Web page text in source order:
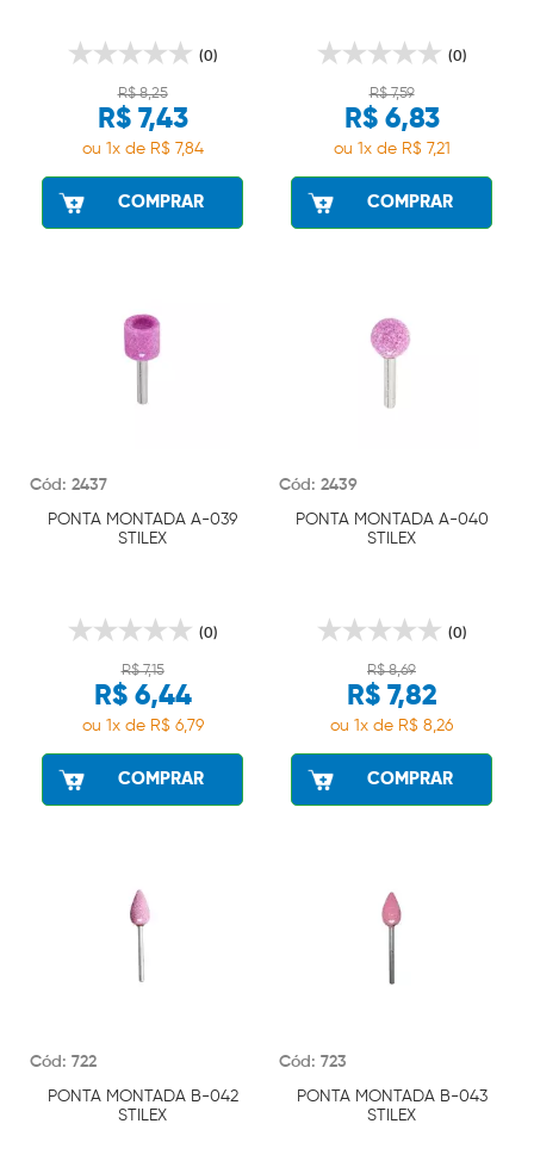
(0)
R$ 8,25
R$ 7,43
ou 1x de R$ 7,84
COMPRAR
(0)
R$ 7,59
R$ 6,83
ou 1x de R$ 7,21
COMPRAR
Cód: 2437
PONTA MONTADA A-039
STILEX
(0)
R$ 7,15
R$ 6,44
ou 1x de R$ 6,79
COMPRAR
Cód: 2439
PONTA MONTADA A-040
STILEX
(0)
R$ 8,69
R$ 7,82
ou 1x de R$ 8,26
COMPRAR
Cód: 722
PONTA MONTADA B-042
STILEX
Cód: 723
PONTA MONTADA B-043
STILEX